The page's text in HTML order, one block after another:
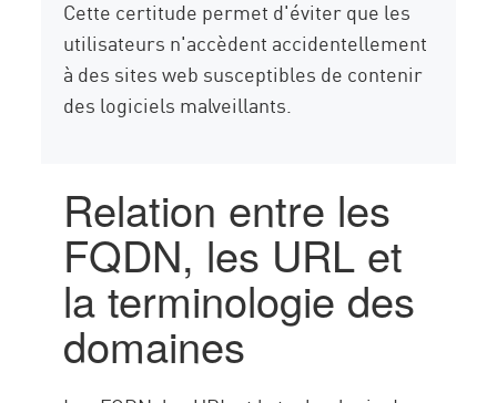
Cette certitude permet d'éviter que les
utilisateurs n'accèdent accidentellement
à des sites web susceptibles de contenir
des logiciels malveillants.
Relation entre les
FQDN, les URL et
la terminologie des
domaines